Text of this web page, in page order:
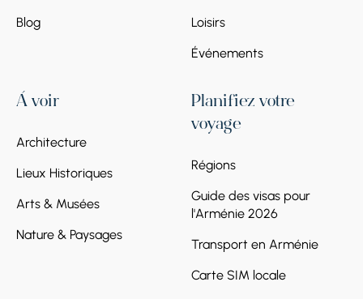
Blog
Loisirs
Événements
À voir
Architecture
Lieux Historiques
Arts & Musées
Nature & Paysages
Planifiez votre
voyage
Régions
Guide des visas pour
l'Arménie 2026
Transport en Arménie
Carte SIM locale